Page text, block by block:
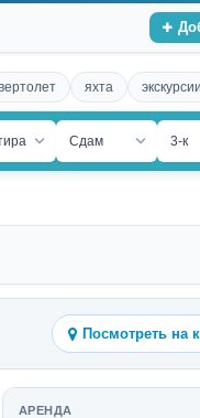
яхта
Сдам 3-к
Посмотреть на
АРЕНДА